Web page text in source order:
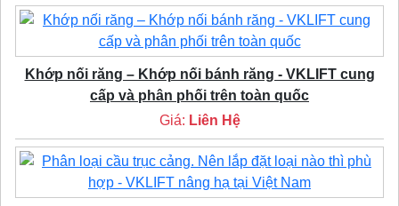
Khớp nối răng – Khớp nối bánh răng - VKLIFT cung
cấp và phân phối trên toàn quốc
Giá: Liên Hệ